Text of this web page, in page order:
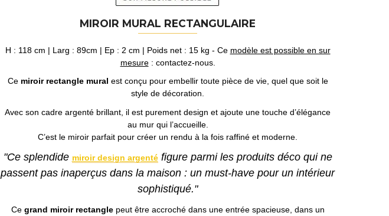
MIROIR MURAL RECTANGULAIRE
H : 118 cm | Larg : 89cm | Ep : 2 cm | Poids net : 15 kg - Ce modèle est possible en sur
mesure: contactez-nous.
Ce miroir rectangle mural est conçu pour embellir toute pièce de vie, quel que soit le
style de décoration.
Avec son cadre argenté brillant, il est purement design et ajoute une touche d’élégance
au mur qui l’accueille.
C’est le miroir parfait pour créer un rendu à la fois raffiné et moderne.
"Ce splendide miroir design argentéfigure parmi les produits déco qui ne
passent pas inaperçus dans la maison : un must-have pour un intérieur
sophistiqué."
Ce grand miroir rectanglepeut être accroché dans une entrée spacieuse, dans un